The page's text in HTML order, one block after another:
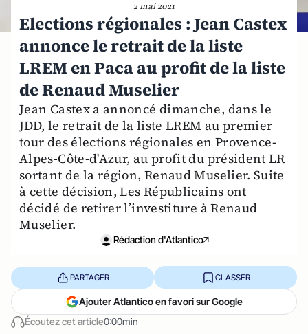
2 mai 2021
Elections régionales : Jean Castex
annonce le retrait de la liste
LREM en Paca au profit de la liste
de Renaud Muselier
Jean Castex a annoncé dimanche, dans le
JDD, le retrait de la liste LREM au premier
tour des élections régionales en Provence-
Alpes-Côte-d'Azur, au profit du président LR
sortant de la région, Renaud Muselier. Suite
à cette décision, Les Républicains ont
décidé de retirer l’investiture à Renaud
Muselier.
Rédaction d'Atlantico
Écoutez cet article0:00min
PARTAGER CLASSER
Ajouter Atlantico en favori sur Google